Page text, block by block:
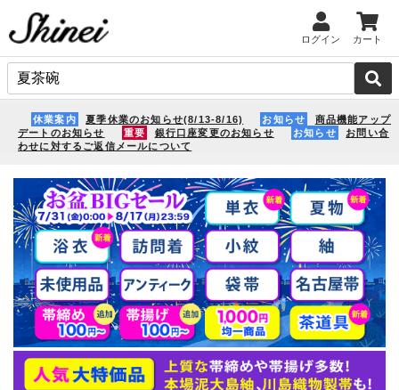
ログイン カート
休業案内 夏季休業のお知らせ(8/13-8/16) お知らせ
商品機能アップ
デートのお知らせ
重要 銀行口座変更のお知らせ お知らせ
お問い合
わせに対するご返信メールについて